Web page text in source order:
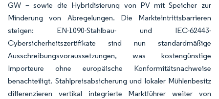
GW – sowie die Hybridisierung von PV mit Speicher zur
Minderung von Abregelungen. Die Markteintrittsbarrieren
steigen: EN-1090-Stahlbau- und IEC-62443-
Cybersicherheitszertifikate sind nun standardmäßige
Ausschreibungsvoraussetzungen, was kostengünstige
Importeure ohne europäische Konformitätsnachweise
benachteiligt. Stahlpreisabsicherung und lokaler Mühlenbesitz
differenzieren vertikal integrierte Marktführer weiter von